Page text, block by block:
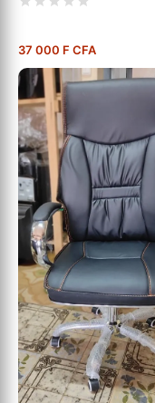
37 000 F CFA